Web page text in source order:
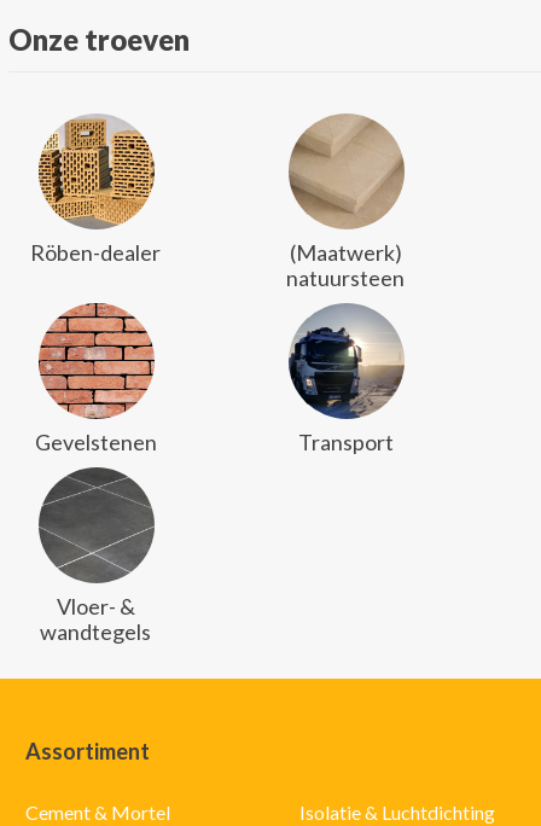
Onze troeven
Röben-dealer
(Maatwerk)
natuursteen
Gevelstenen Transport
Vloer- &
wandtegels
Assortiment
Cement & Mortel
Isolatie & Luchtdichting